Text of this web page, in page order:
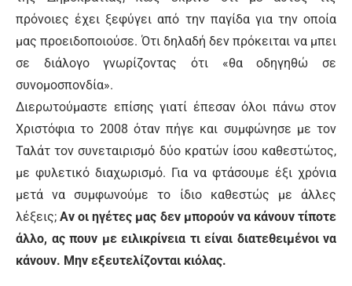
πρόνοιες έχει ξεφύγει από την παγίδα για την οποία
μας προειδοποιούσε. Ότι δηλαδή δεν πρόκειται να μπει
σε διάλογο γνωρίζοντας ότι «θα οδηγηθώ σε
συνομοσπονδία».
Διερωτούμαστε επίσης γιατί έπεσαν όλοι πάνω στον
Χριστόφια το 2008 όταν πήγε και συμφώνησε με τον
Ταλάτ τον συνεταιρισμό δύο κρατών ίσου καθεστώτος,
με φυλετικό διαχωρισμό. Για να φτάσουμε έξι χρόνια
μετά να συμφωνούμε το ίδιο καθεστώς με άλλες
λέξεις;Αν οι ηγέτες μας δεν μπορούν να κάνουν τίποτε
άλλο, ας πουν με ειλικρίνεια τι είναι διατεθειμένοι να
κάνουν. Μην εξευτελίζονται κιόλας.